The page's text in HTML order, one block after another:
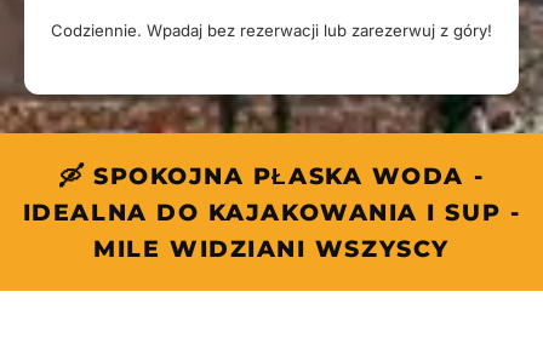
Codziennie. Wpadaj bez rezerwacji lub zarezerwuj z góry!
🛶 SPOKOJNA PŁASKA WODA -
IDEALNA DO KAJAKOWANIA I SUP -
MILE WIDZIANI WSZYSCY